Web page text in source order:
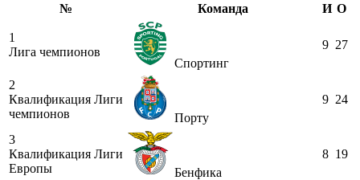
№
Команда И О
1
Лига чемпионов
Спортинг
9 27
2
Квалификация Лиги
чемпионов
Порту
9 24
3
Квалификация Лиги
Европы
Бенфика
8 19